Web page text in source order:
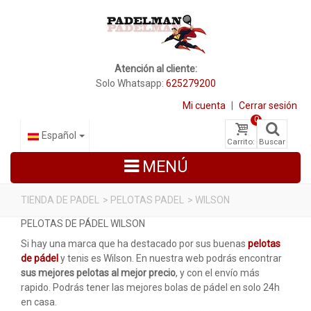
Atención al cliente:
Solo Whatsapp: 625279200
Mi cuenta Cerrar sesión
Carrito:
0
Buscar
Español
MENÚ
PALAS DE PADEL
ZAPATILLAS DE PADEL
PALETEROS
TIENDA DE PADEL > PELOTAS PADEL > WILSON
PELOTAS DE PÁDEL WILSON
Si hay una marca que ha destacado por sus buenas pelotas
de pádel y tenis es Wilson. En nuestra web podrás encontrar
sus mejores pelotas al mejor precio, y con el envío más
rapido. Podrás tener las mejores bolas de pádel en solo 24h
en casa.